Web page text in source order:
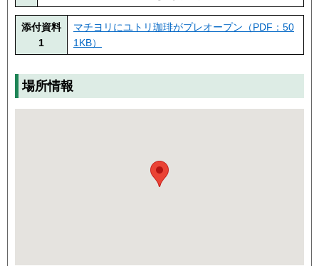
添付資料
1
マチヨリにユトリ珈琲がプレオープン（PDF：50
1KB）
場所情報